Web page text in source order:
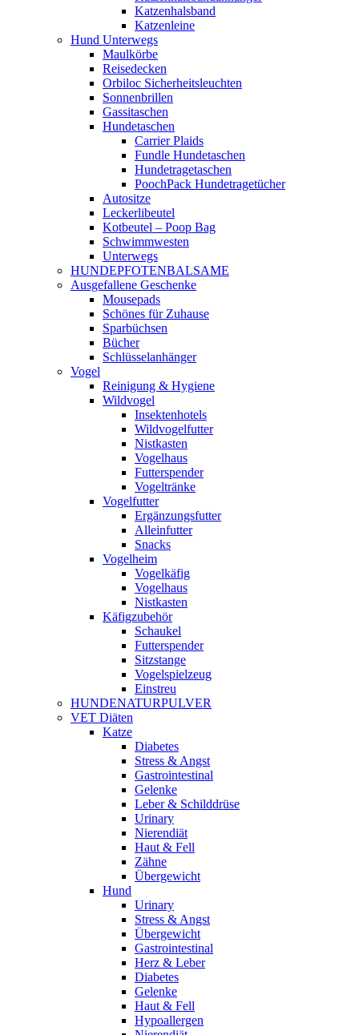
Katzenhalsband
Katzenleine
Hund Unterwegs
Maulkörbe
Reisedecken
Orbiloc Sicherheitsleuchten
Sonnenbrillen
Gassitaschen
Hundetaschen
Carrier Plaids
Fundle Hundetaschen
Hundetragetaschen
PoochPack Hundetragetücher
Autositze
Leckerlibeutel
Kotbeutel – Poop Bag
Schwimmwesten
Unterwegs
HUNDEPFOTENBALSAME
Ausgefallene Geschenke
Mousepads
Schönes für Zuhause
Sparbüchsen
Bücher
Schlüsselanhänger
Vogel
Reinigung & Hygiene
Wildvogel
Insektenhotels
Wildvogelfutter
Nistkasten
Vogelhaus
Futterspender
Vogeltränke
Vogelfutter
Ergänzungsfutter
Alleinfutter
Snacks
Vogelheim
Vogelkäfig
Vogelhaus
Nistkasten
Käfigzubehör
Schaukel
Futterspender
Sitzstange
Vogelspielzeug
Einstreu
HUNDENATURPULVER
VET Diäten
Katze
Diabetes
Stress & Angst
Gastrointestinal
Gelenke
Leber & Schilddrüse
Urinary
Nierendiät
Haut & Fell
Zähne
Übergewicht
Hund
Urinary
Stress & Angst
Übergewicht
Gastrointestinal
Herz & Leber
Diabetes
Gelenke
Haut & Fell
Hypoallergen